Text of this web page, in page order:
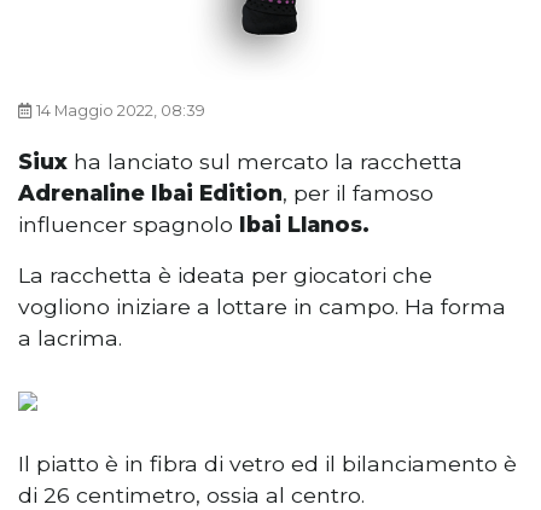
14 Maggio 2022, 08:39
Siux ha lanciato sul mercato la racchetta
Adrenaline Ibai Edition, per il famoso
influencer spagnolo Ibai Llanos.
La racchetta è ideata per giocatori che
vogliono iniziare a lottare in campo. Ha forma
a lacrima.
Il piatto è in fibra di vetro ed il bilanciamento è
di 26 centimetro, ossia al centro.